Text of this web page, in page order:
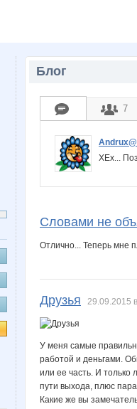
Блог
7
Andrux@
ХЕх...
Словами не
Отлично... Теперь мне
Друзья 29.09.2015
У меня самые
работой и деньгами.
или ее часть. И только
пути выхода, плюс
Какие же вы